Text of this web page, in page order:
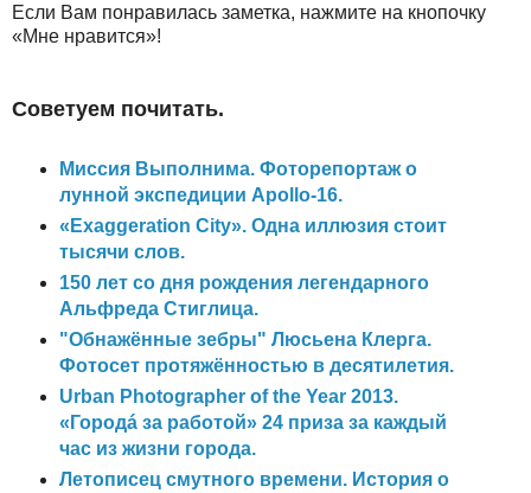
Если Вам понравилась заметка, нажмите на кнопочку
«Мне нравится»!
Советуем почитать.
Миссия Выполнима. Фоторепортаж о
лунной экспедиции Apollo-16.
«Exaggeration City». Одна иллюзия стоит
тысячи слов.
150 лет со дня рождения легендарного
Альфреда Стиглица.
"Обнажённые зебры" Люсьена Клерга.
Фотосет протяжённостью в десятилетия.
Urban Photographer of the Year 2013.
«Городá за работой» 24 приза за каждый
час из жизни города.
Летописец смутного времени. История о